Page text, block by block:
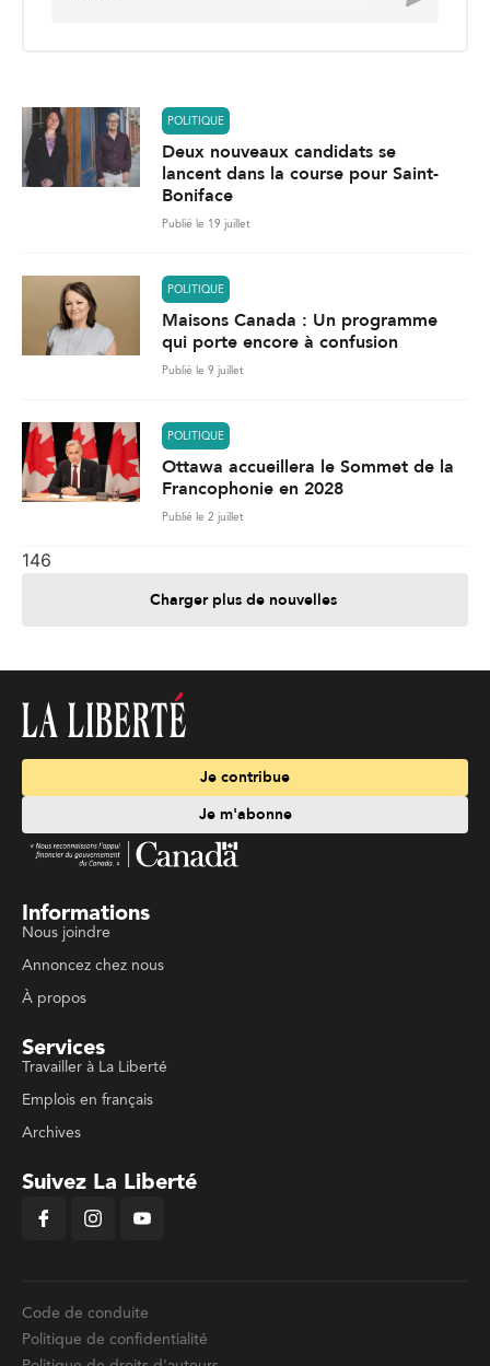
POLITIQUE
Deux nouveaux candidats se
lancent dans la course pour Saint-
Boniface
Publié le 19 juillet
POLITIQUE
Maisons Canada : Un programme
qui porte encore à confusion
Publié le 9 juillet
POLITIQUE
Ottawa accueillera le Sommet de la
Francophonie en 2028
Publié le 2 juillet
146
Charger plus de nouvelles
Je contribue
Je m'abonne
Informations
Nous joindre
Annoncez chez nous
À propos
Services
Travailler à La Liberté
Emplois en français
Archives
Suivez La Liberté
Code de conduite
Politique de confidentialité